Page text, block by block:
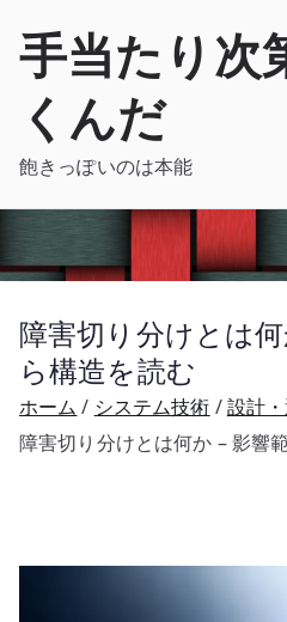
手当たり次
くんだ
飽きっぽいのは本能
障害切り分けとは
ら構造を読む
ホーム システム技術
設計
障害切り分けとは何か – 影響